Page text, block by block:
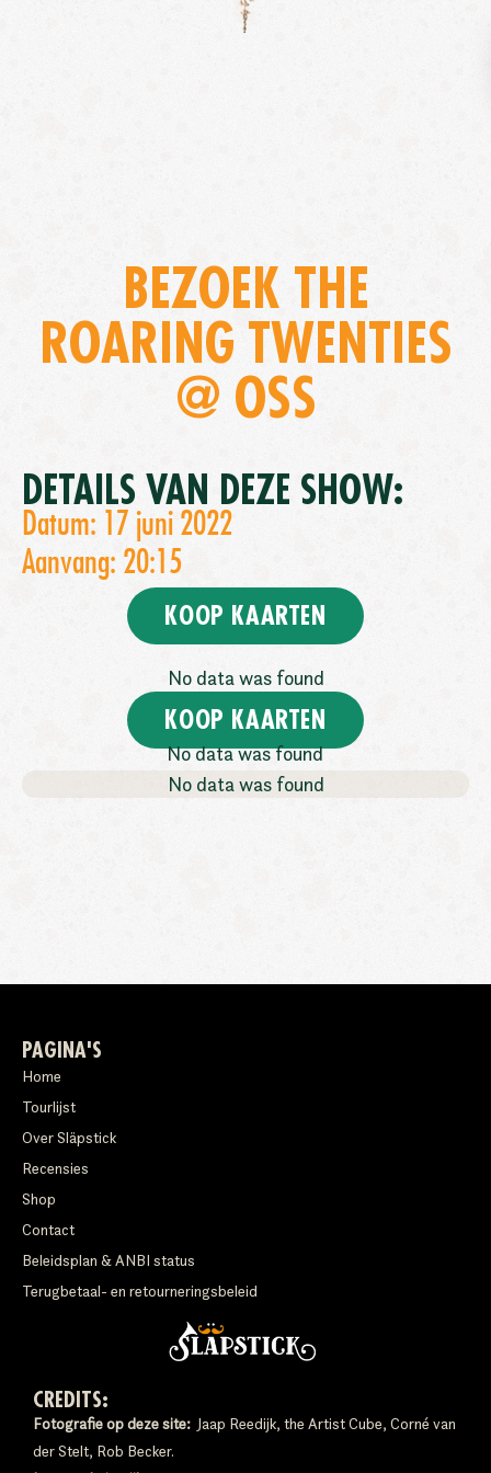
BEZOEK THE
ROARING TWENTIES
@ OSS
DETAILS VAN DEZE SHOW:
Datum: 17 juni 2022
Aanvang: 20:15
KOOP KAARTEN
No data was found
KOOP KAARTEN
No data was found
No data was found
PAGINA'S
Home
Tourlijst
Over Släpstick
Recensies
Shop
Contact
Beleidsplan & ANBI status
Terugbetaal- en retourneringsbeleid
CREDITS:
Fotografie op deze site: Jaap Reedijk, the Artist Cube, Corné van
der Stelt, Rob Becker.